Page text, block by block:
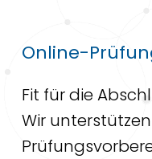
Online-
Fit für die
Wir